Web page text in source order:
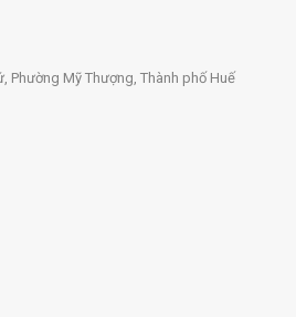
Phường Mỹ Thượng, Thành phố Huế